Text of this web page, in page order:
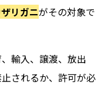
リガニがその対象で
輸入、譲渡、放出
されるか、許可が必